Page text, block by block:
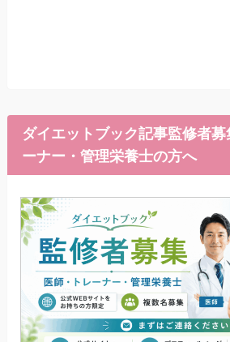
ダイエットブック記事監修者
ーナー・管理栄養士の方へ